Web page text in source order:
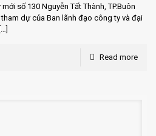
số 130 Nguyễn Tất Thành, TP.Buôn
dự của Ban lãnh đạo công ty và đại
[…]
Read more